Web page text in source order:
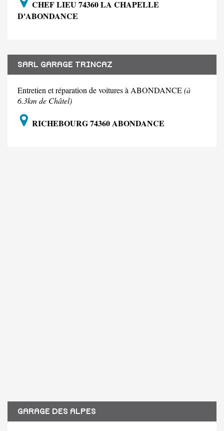
CHEF LIEU 74360 LA CHAPELLE
D'ABONDANCE
SARL GARAGE TRINCAZ
Entretien et réparation de voitures à ABONDANCE(à
6.3km de Châtel)
RICHEBOURG 74360 ABONDANCE
GARAGE DES ALPES